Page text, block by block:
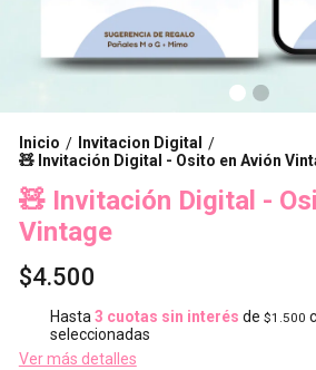
Inicio / Invitacion Digital /
🧸 Invitación Digital - Osito en Avión
🧸 Invitación Digital -
Vintage
$4.500
Hasta3 cuotas sin interés de $1.500
seleccionadas
Ver más detalles